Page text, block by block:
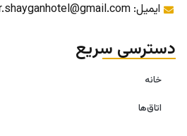
ایمیل: pr.shayganhotel@gmail.com
دسترسی سریع
خانه
اتاق‌ها